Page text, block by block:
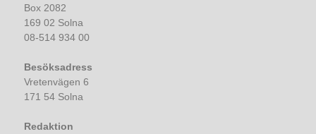
Box 2082
169 02 Solna
08-514 934 00
Besöksadress
Vretenvägen 6
171 54 Solna
Redaktion